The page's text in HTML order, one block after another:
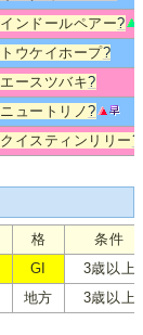
インドールペアー?
トウケイホープ?
エースツバキ?
ニュートリノ?
クイスティンリリー?
格
条件
GI
3歳以上
地方 3歳以上